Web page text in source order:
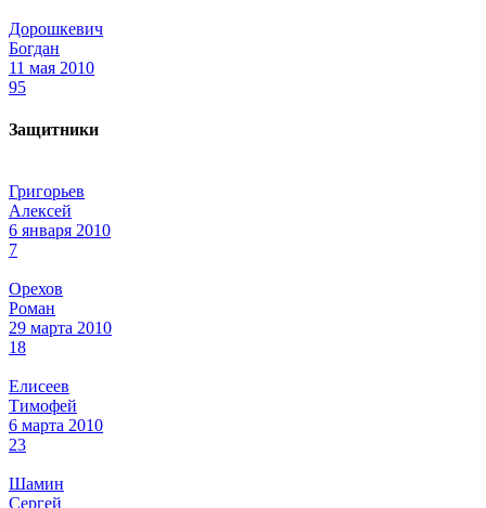
Дорошкевич
Богдан
11 мая 2010
95
Защитники
Григорьев
Алексей
6 января 2010
7
Орехов
Роман
29 марта 2010
18
Елисеев
Тимофей
6 марта 2010
23
Шамин
Сергей